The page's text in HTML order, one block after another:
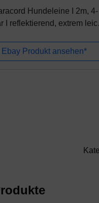
Hundeleine I 2m, 4-
I reflektierend, extrem
I...
Produkt ansehen*